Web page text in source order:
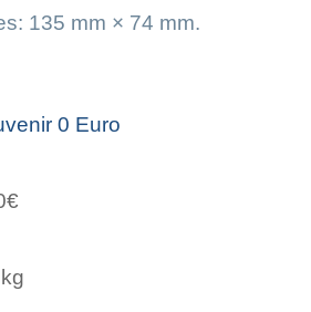
135 mm × 74 mm.
0 Euro